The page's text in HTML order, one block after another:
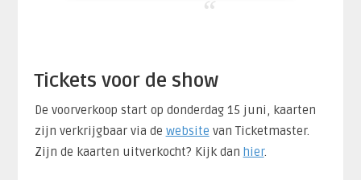
Tickets voor de show
De voorverkoop start op donderdag 15 juni, kaarten
zijn verkrijgbaar via de website van Ticketmaster.
Zijn de kaarten uitverkocht? Kijk dan hier.